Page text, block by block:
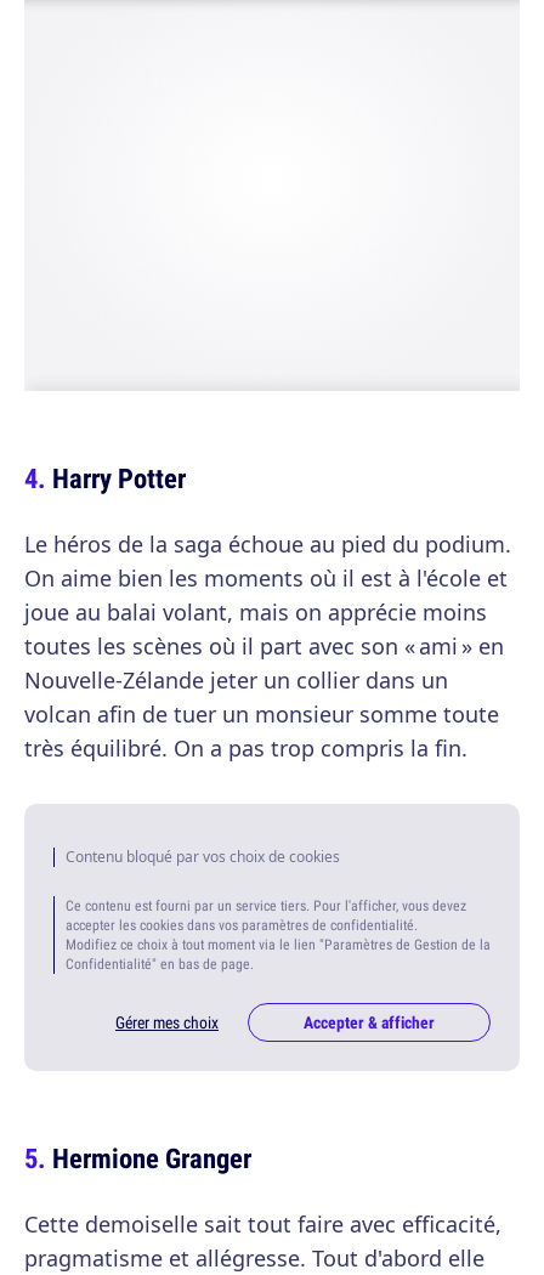
Harry Potter
Le héros de la saga échoue au pied du podium.
On aime bien les moments où il est à l'école et
joue au balai volant, mais on apprécie moins
toutes les scènes où il part avec son « ami » en
Nouvelle-Zélande jeter un collier dans un
volcan afin de tuer un monsieur somme toute
très équilibré. On a pas trop compris la fin.
Contenu bloqué par vos choix de cookies
Ce contenu est fourni par un service tiers. Pour l'afficher, vous devez
accepter les cookies dans vos paramètres de confidentialité.
Modifiez ce choix à tout moment via le lien "Paramètres de Gestion de la
Confidentialité" en bas de page.
Gérer mes choix Accepter & afficher
Hermione Granger
Cette demoiselle sait tout faire avec efficacité,
pragmatisme et allégresse. Tout d'abord elle